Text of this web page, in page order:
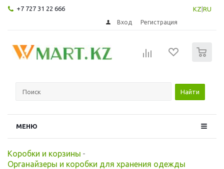
+7 727 31 22 666 KZ RU
Вход Регистрация
Найти
МЕНЮ
Коробки и корзины -
Органайзеры и коробки для хранения одежды